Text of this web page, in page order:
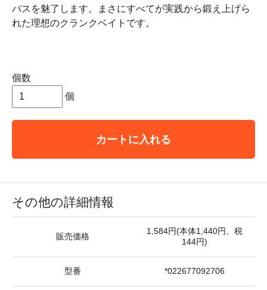
バスを魅了します。まさにすべてが実践から鍛え上げら
れた理想のクランクベイトです。
個数
個
カートに入れる
その他の詳細情報
販売価格
1,584円(本体1,440円、税
144円)
型番 *022677092706